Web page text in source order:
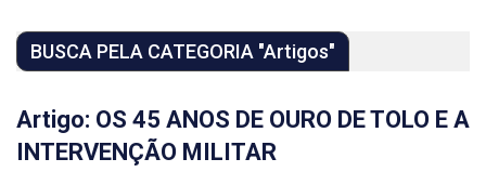
BUSCA PELA CATEGORIA "Artigos"
Artigo: OS 45 ANOS DE OURO DE TOLO E A
INTERVENÇÃO MILITAR